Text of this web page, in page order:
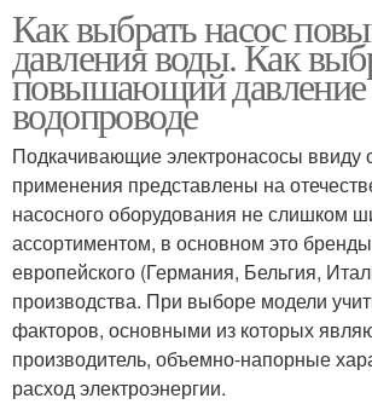
Как выбрать насос
давления воды. Как
повышающий давление
водопроводе
Подкачивающие электронасосы ввиду
применения представлены на
насосного оборудования не слишком
ассортиментом, в основном это бренды
европейского (Германия, Бельгия,
производства. При выборе модели
факторов, основными из которых
производитель, объемно-напорные
расход электроэнергии.